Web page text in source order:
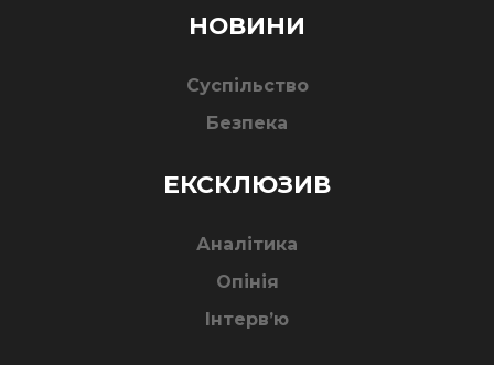
НОВИНИ
Суспільство
Безпека
ЕКСКЛЮЗИВ
Аналітика
Опінія
Інтерв’ю